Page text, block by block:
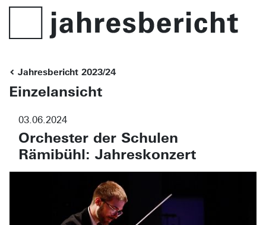
Jahresbericht 2023/24
Einzelansicht
03.06.2024
Orchester der Schulen
Rämibühl: Jahreskonzert